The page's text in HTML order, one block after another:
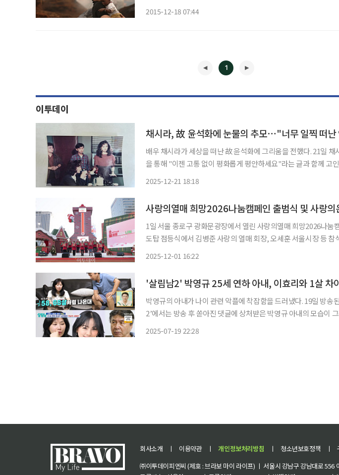
2015-12-18 07:44
◀
1
▶
이투데이
배우 채시라가 세상을 떠난 故 윤석화에 그리움을 전했다. 21일 채시라는 자신의 인스타그램
을 통해 "이젠 고통 없이 평화롭게 평안하세요"라는 글과 함께 고
2025-12-21 18:18
사랑의열매 희망2026나눔캠페인 출범식 및 사랑
1일 서울 종로구 광화문광장에서 열린 사랑의열매 희망2026나눔
도탑 점등식에서 김병준 사랑의 열매 회장, 오세훈 서울시장 등 참
2025-12-01 16:22
박영규의 아내가 나이 관련 악플에 착잡함을 드러냈다. 19일 방송된 KBS2 ‘살림하는 남자들
2’에서는 방송 후 쏟아진 댓글에 상처받은 박영규 아내의 모습이 그려졌다. 이날
2025-07-19 22:28
회사소개 ㅣ 이용약관 ㅣ 개인정보처리방침 ㅣ 청소년보호정책 ㅣ
㈜이투데이피엔씨 (제호 : 브라보 마이 라이프) ㅣ 서울시 강남구 강남대로